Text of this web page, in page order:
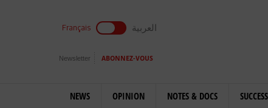
Français العربية
Newsletter ABONNEZ-VOUS
NEWS OPINION NOTES & DOCS